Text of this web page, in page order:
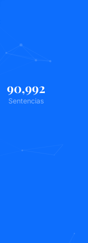
96,671
Sentencias